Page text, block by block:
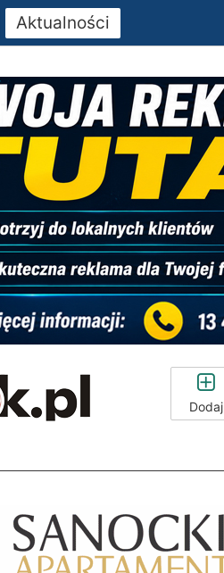
Aktualności
Dodaj